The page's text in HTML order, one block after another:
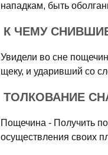
нападкам, быть
К ЧЕМУ
Увидели во сне
щеку, и ударивший со
ТОЛКОВАНИЕ
Пощечина - Получить
осуществления своих